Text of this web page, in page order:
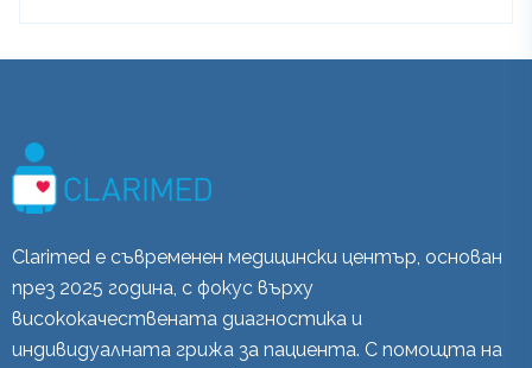
Clarimed е съвременен медицински център, основан
през 2025 година, с фокус върху
висококачествената диагностика и
индивидуалната грижа за пациента. С помощта на